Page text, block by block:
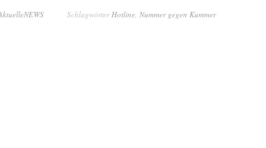
SchlagwörterHotline, Nummer gegen Kummer